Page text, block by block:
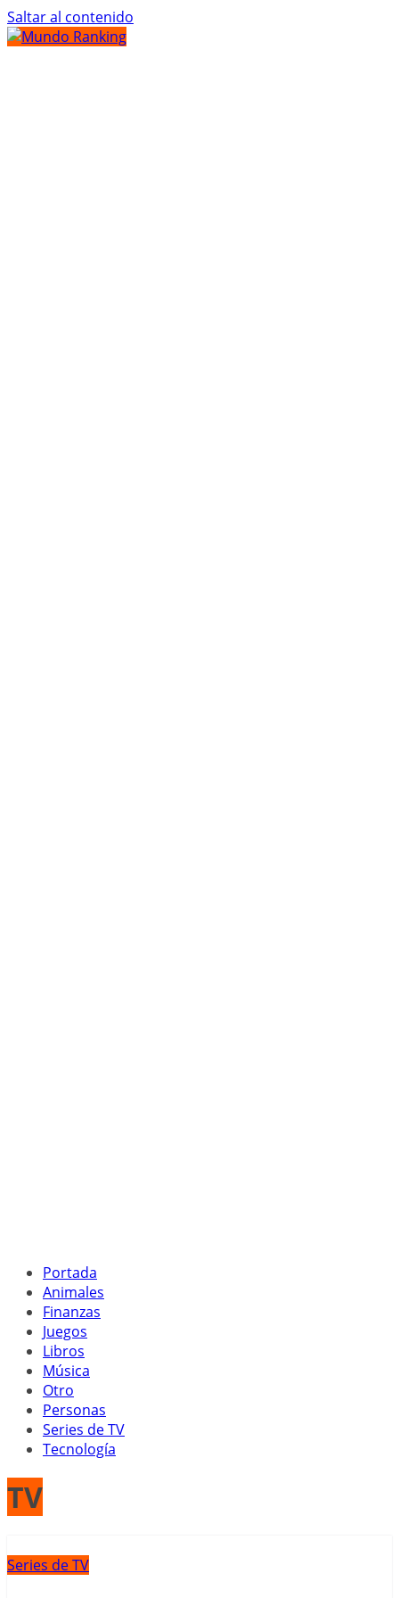
Saltar al contenido
Portada
Animales
Finanzas
Juegos
Libros
Música
Otro
Personas
Series de TV
Tecnología
TV
Series de TV